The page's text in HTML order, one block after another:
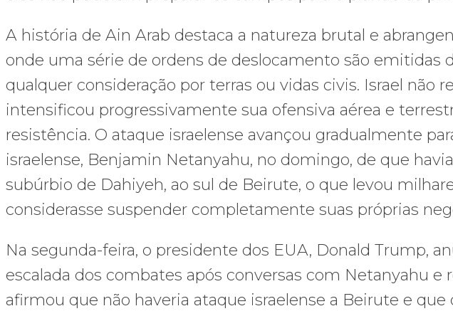
A história de Ain Arab destaca a natureza brutal e
onde uma série de ordens de deslocamento são emitidas
qualquer consideração por terras ou vidas civis. Israel
intensificou progressivamente sua ofensiva aérea e
resistência. O ataque israelense avançou gradualmente
israelense, Benjamin Netanyahu, no domingo, de que
subúrbio de Dahiyeh, ao sul de Beirute, o que levou
considerasse suspender completamente suas próprias
Na segunda-feira, o presidente dos EUA, Donald Trump,
escalada dos combates após conversas com Netanyahu
afirmou que não haveria ataque israelense a Beirute e